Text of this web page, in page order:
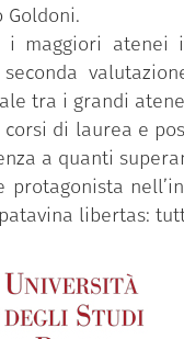
Goldoni.
i maggiori atenei
tra i grandi
di laurea e
a quanti
protagonista
libertas: